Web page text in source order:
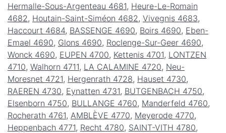
Hermalle-Sous-Argenteau 4681, Heure-Le-Romain
4682 , Houtain-Saint-Siméon 4682 , Vivegnis 4683,
Haccourt 4684, BASSENGE 4690, Boirs 4690, Eben-
Emael 4690, Glons 4690, Roclenge-Sur-Geer 4690,
Wonck 4690, EUPEN 4700, Kettenis 4701, LONTZEN
4710, Walhorn 4711, LA CALAMINE 4720, Neu-
Moresnet 4721, Hergenrath 4728, Hauset 4730,
RAEREN 4730, Eynatten 4731, BUTGENBACH 4750,
Elsenborn 4750, BULLANGE 4760, Manderfeld 4760,
Rocherath 4761, AMBLÈVE 4770, Meyerode 4770,
Heppenbach 4771, Recht 4780, SAINT-VITH 4780,